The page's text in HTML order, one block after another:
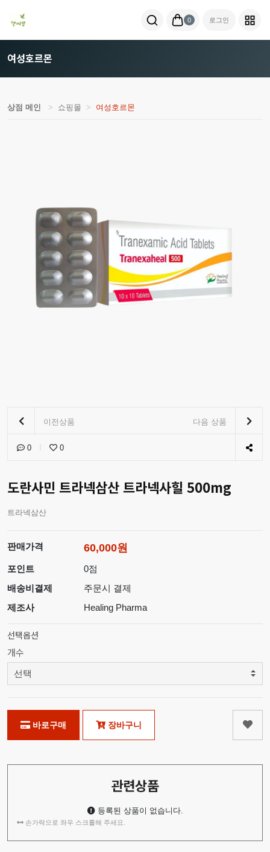
0 로그인
여성호르몬
상점 메인 쇼핑몰 여성호르몬
이전상품 다음 상품
0 0
도란사민 트라넥삼산 트라넥사힐 500mg
트라넥삼산
판매가격 60,000원
포인트
0점
배송비결제
주문시 결제
제조사
Healing Pharma
선택옵션
개수
바로구매 장바구니
관련상품
등록된 상품이 없습니다.
손가락으로 좌우 스크롤해 주세요.